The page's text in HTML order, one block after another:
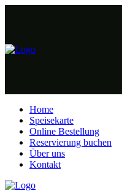
Home
Speisekarte
Online Bestellung
Reservierung buchen
Über uns
Kontakt